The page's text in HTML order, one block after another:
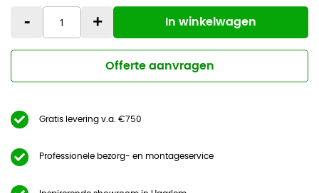
- + In winkelwagen
Offerte aanvragen
Gratis levering v.a. €750
Professionele bezorg- en montageservice